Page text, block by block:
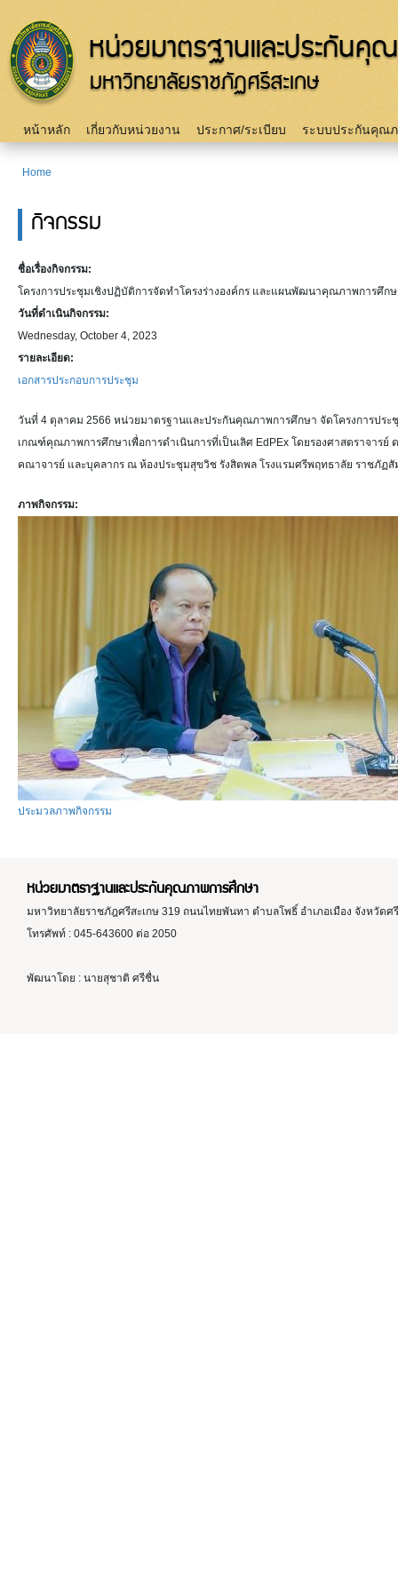
Main menu
หน้าหลัก เกี่ยวกับหน่วยงาน ประกาศ/ระเบียบ ระบบประกันคุณ
Home
กิจกรรม
ชื่อเรื่องกิจกรรม:
โครงการประชุมเชิงปฏิบัติการจัดทำโครงร่างองค์กร และแผนพัฒนาคุณภาพการศึก
วันที่ดำเนินกิจกรรม:
Wednesday, October 4, 2023
รายละเอียด:
เอกสารประกอบการประชุม
วันที่ 4 ตุลาคม 2566 หน่วยมาตรฐานและประกันคุณภาพการศึกษา จัดโครงการป
เกณฑ์คุณภาพการศึกษาเพื่อการดำเนินการที่เป็นเลิศ EdPEx โดยรองศาสตราจา
คณาจารย์ และบุคลากร ณ ห้องประชุมสุขวิช รังสิตพล โรงแรมศรีพฤทธาลัย ราชภัฏ
ภาพกิจกรรม:
ประมวลภาพกิจกรรม
หน่วยมาตราฐานและประกันคุณภาพการศึกษา
มหาวิทยาลัยราชภัฎศรีสะเกษ 319 ถนนไทยพันทา ตำบลโพธิ์ อำเภอเมือง จังหวัดศ
โทรศัพท์ : 045-643600 ต่อ 2050
พัฒนาโดย : นายสุชาติ ศรีชื่น